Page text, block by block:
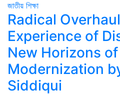
জাতীয় শিক্ষা
Radical
Experience of
New Horizons of
Modernization
Siddiqui